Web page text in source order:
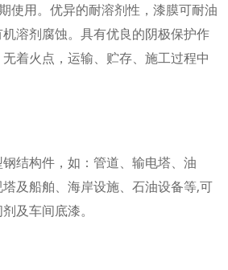
使用。优异的耐溶剂性，漆膜可耐油
溶剂腐蚀。具有优良的阴极保护作
着火点，运输、贮存、施工过程中
结构件，如：管道、输电塔、油
及船舶、海岸设施、石油设备等,可
及车间底漆。